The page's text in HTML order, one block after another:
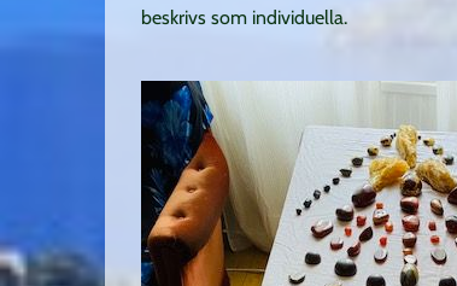
beskrivs som individuella.